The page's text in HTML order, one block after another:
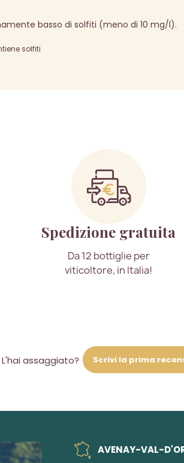
basso di solfiti (meno di 10 mg/l).
solfiti
Spedizione gratuita
Da 12 bottiglie per
viticoltore, in Italia!
L'hai assaggiato? Scrivi la prima
AVENAY-VAL-